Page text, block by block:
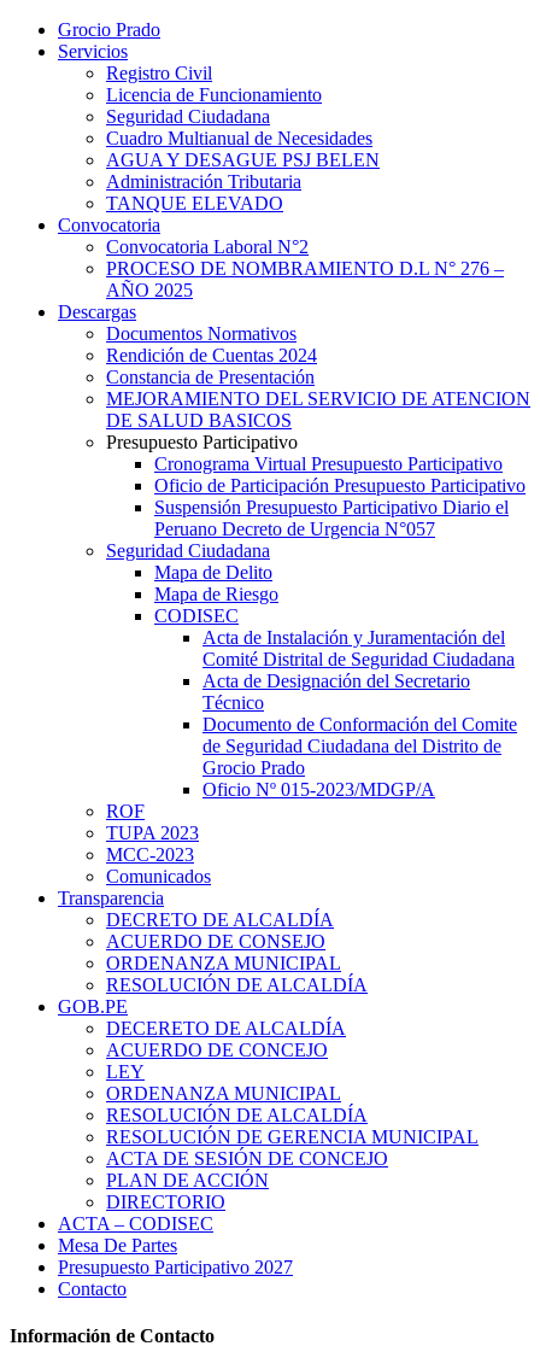
Grocio Prado
Servicios
Registro Civil
Licencia de Funcionamiento
Seguridad Ciudadana
Cuadro Multianual de Necesidades
AGUA Y DESAGUE PSJ BELEN
Administración Tributaria
TANQUE ELEVADO
Convocatoria
Convocatoria Laboral N°2
PROCESO DE NOMBRAMIENTO D.L N° 276 –
AÑO 2025
Descargas
Documentos Normativos
Rendición de Cuentas 2024
Constancia de Presentación
MEJORAMIENTO DEL SERVICIO DE ATENCION
DE SALUD BASICOS
Presupuesto Participativo
Cronograma Virtual Presupuesto Participativo
Oficio de Participación Presupuesto Participativo
Suspensión Presupuesto Participativo Diario el
Peruano Decreto de Urgencia N°057
Seguridad Ciudadana
Mapa de Delito
Mapa de Riesgo
CODISEC
Acta de Instalación y Juramentación del
Comité Distrital de Seguridad Ciudadana
Acta de Designación del Secretario
Técnico
Documento de Conformación del Comite
de Seguridad Ciudadana del Distrito de
Grocio Prado
Oficio Nº 015-2023/MDGP/A
ROF
TUPA 2023
MCC-2023
Comunicados
Transparencia
DECRETO DE ALCALDÍA
ACUERDO DE CONSEJO
ORDENANZA MUNICIPAL
RESOLUCIÓN DE ALCALDÍA
GOB.PE
DECERETO DE ALCALDÍA
ACUERDO DE CONCEJO
LEY
ORDENANZA MUNICIPAL
RESOLUCIÓN DE ALCALDÍA
RESOLUCIÓN DE GERENCIA MUNICIPAL
ACTA DE SESIÓN DE CONCEJO
PLAN DE ACCIÓN
DIRECTORIO
ACTA – CODISEC
Mesa De Partes
Presupuesto Participativo 2027
Contacto
Información de Contacto